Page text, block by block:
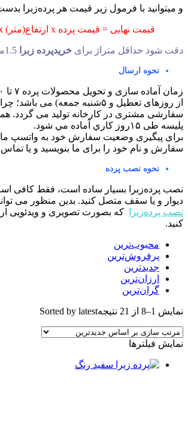
میتوانید با فرمول زیر قیمت هر پرده‌زبرا
قیمت نهایی = قیمت پرده x ارتفاع(متر) x عرض(متر)
شود حداقل متراژ برایخریدپرده زبرا1.5مترمربع می باشد.
نحوه ارسال
از روزهای تعطیل و ۵شنبه جمعه) می
مشتری در کارخانه تولید می گردد.
طی ۱۵روز كاري آماده مي شود.
پیگیری وضعیت سفارش خود به واتسپ ما
و نام خود را برای ما بنویسید و یا تماس
نحوه نصب پرده
پرده‌زبرا بسیار ساده است، فقط کافی است
و یا سقف متصل کنید. بدین منظور می
پرده‌زبرا
که بصورت تصویری و ویدئویی
محبوب‌ترین
پرفروش‌ترین
جدیدترین
ارزان‌ترین
گران‌ترین
1–8 از 21 نتیجه Sorted by latest
فیلترها